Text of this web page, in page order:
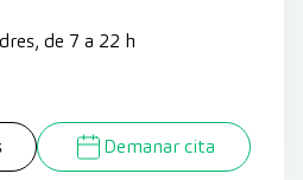
de 7 a 22 h
Demanar cita